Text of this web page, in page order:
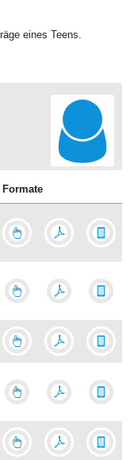
eines Teens.
Formate